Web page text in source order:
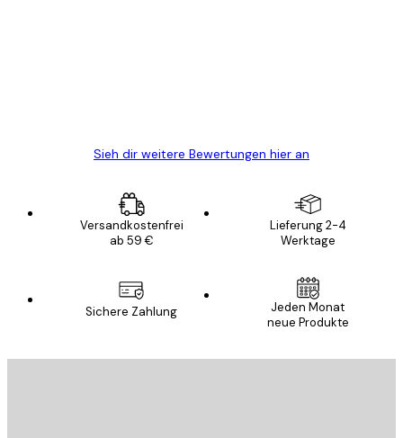
Sieh dir weitere Bewertungen hier an
Versandkostenfrei
ab 59 €
Lieferung 2-4
Werktage
Sichere Zahlung
Jeden Monat
neue Produkte